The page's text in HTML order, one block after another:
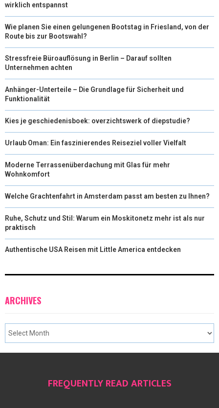
wirklich entspannst
Wie planen Sie einen gelungenen Bootstag in Friesland, von der
Route bis zur Bootswahl?
Stressfreie Büroauflösung in Berlin – Darauf sollten
Unternehmen achten
Anhänger-Unterteile – Die Grundlage für Sicherheit und
Funktionalität
Kies je geschiedenisboek: overzichtswerk of diepstudie?
Urlaub Oman: Ein faszinierendes Reiseziel voller Vielfalt
Moderne Terrassenüberdachung mit Glas für mehr
Wohnkomfort
Welche Grachtenfahrt in Amsterdam passt am besten zu Ihnen?
Ruhe, Schutz und Stil: Warum ein Moskitonetz mehr ist als nur
praktisch
Authentische USA Reisen mit Little America entdecken
ARCHIVES
FREQUENTLY READ ARTICLES